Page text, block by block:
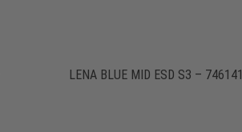
LENA BLUE MID ESD S3 – 746141